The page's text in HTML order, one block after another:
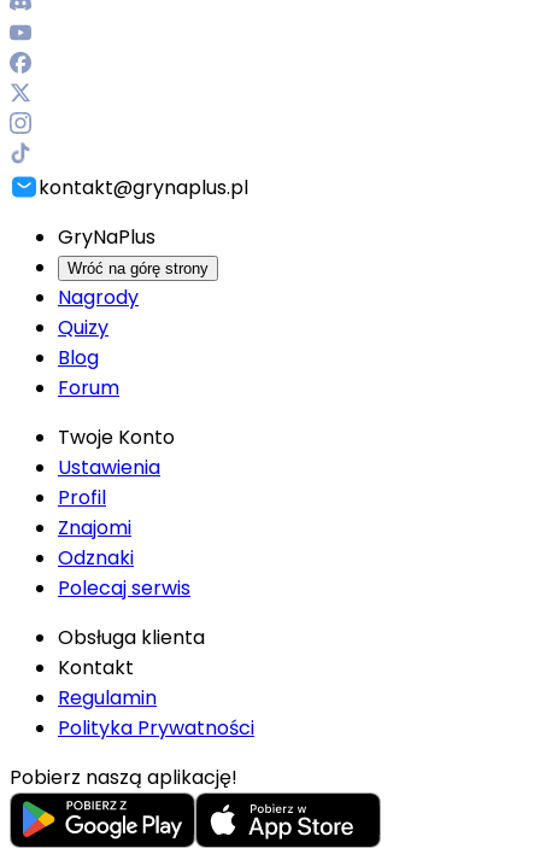
kontakt@grynaplus.pl
GryNaPlus
Wróć na górę strony
Nagrody
Quizy
Blog
Forum
Twoje Konto
Ustawienia
Profil
Znajomi
Odznaki
Polecaj serwis
Obsługa klienta
Kontakt
Regulamin
Polityka Prywatności
Pobierz naszą aplikację!